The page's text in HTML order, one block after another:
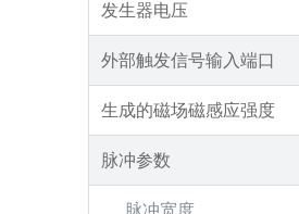
发生器电压
外部触发信号输入端口
生成的磁场磁感应强度
脉冲参数
脉冲宽度